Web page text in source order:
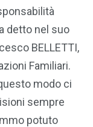
detto nel suo
BELLETTI,
Familiari.
modo ci
sempre
potuto